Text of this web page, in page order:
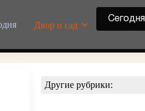
Двор и сад
Сегодня
Другие рубрики: